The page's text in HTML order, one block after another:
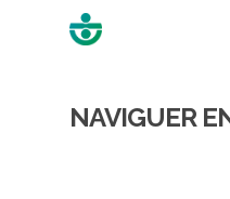
NAVIGUER